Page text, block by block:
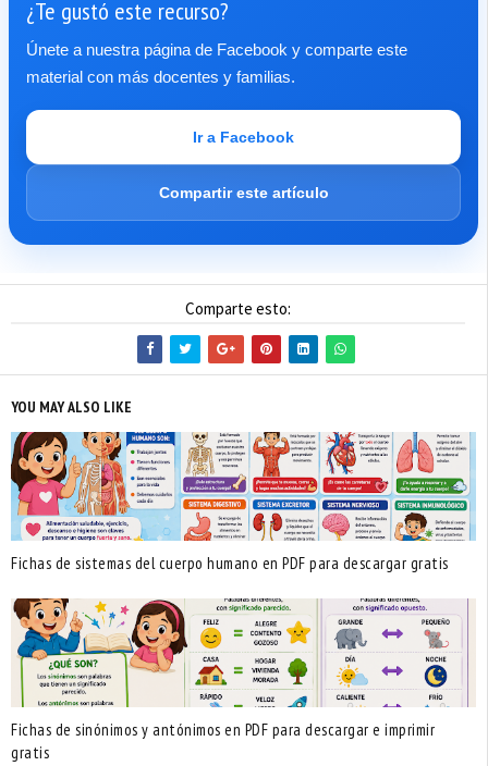
¿Te gustó este recurso?
Únete a nuestra página de Facebook y comparte este
material con más docentes y familias.
Ir a Facebook
Compartir este artículo
Comparte esto:
YOU MAY ALSO LIKE
Fichas de sistemas del cuerpo humano en PDF para descargar gratis
Fichas de sinónimos y antónimos en PDF para descargar e imprimir
gratis